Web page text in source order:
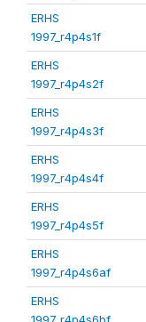
ERHS
1997_r4p4s1f
ERHS
1997_r4p4s2f
ERHS
1997_r4p4s3f
ERHS
1997_r4p4s4f
ERHS
1997_r4p4s5f
ERHS
1997_r4p4s6af
ERHS
1997_r4p4s6bf